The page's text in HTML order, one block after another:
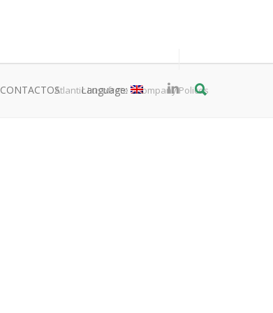
CONTACTOS Language:
Atlantic Lusofrete /Company Polices